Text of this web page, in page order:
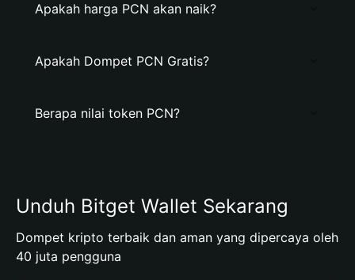
Apakah harga PCN akan naik?
Apakah Dompet PCN Gratis?
Berapa nilai token PCN?
Unduh Bitget Wallet Sekarang
Dompet kripto terbaik dan aman yang dipercaya oleh
40 juta pengguna